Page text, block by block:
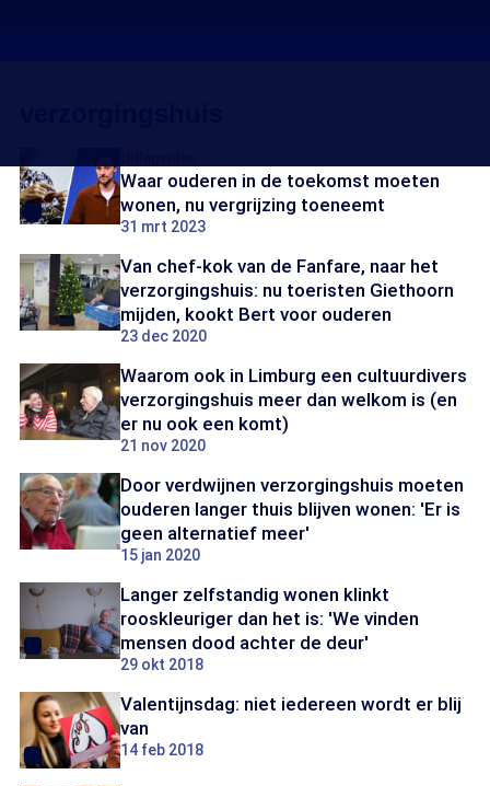
Waar ouderen in de toekomst moeten
wonen, nu vergrijzing toeneemt
31 mrt 2023
Van chef-kok van de Fanfare, naar het
verzorgingshuis: nu toeristen Giethoorn
mijden, kookt Bert voor ouderen
23 dec 2020
Waarom ook in Limburg een cultuurdivers
verzorgingshuis meer dan welkom is (en
er nu ook een komt)
21 nov 2020
Door verdwijnen verzorgingshuis moeten
ouderen langer thuis blijven wonen: 'Er is
geen alternatief meer'
15 jan 2020
Langer zelfstandig wonen klinkt
rooskleuriger dan het is: 'We vinden
mensen dood achter de deur'
29 okt 2018
Valentijnsdag: niet iedereen wordt er blij
van
14 feb 2018